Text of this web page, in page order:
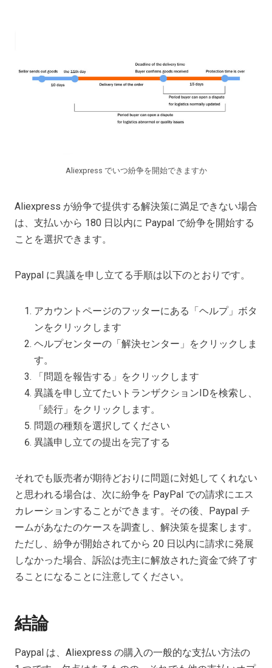
Aliexpress でいつ紛争を開始できますか
Aliexpress が紛争で提供する解決策に満足できない場合
は、支払いから 180 日以内に Paypal で紛争を開始する
ことを選択できます。
Paypal に異議を申し立てる手順は以下のとおりです。
アカウントページのフッターにある「ヘルプ」ボタ
ンをクリックします
ヘルプセンターの「解決センター」をクリックしま
す。
「問題を報告する」をクリックします
異議を申し立てたいトランザクションIDを検索し、
「続行」をクリックします。
問題の種類を選択してください
異議申し立ての提出を完了する
それでも販売者が期待どおりに問題に対処してくれない
と思われる場合は、次に紛争を PayPal での請求にエス
カレーションすることができます。その後、Paypal チ
ームがあなたのケースを調査し、解決策を提案します。
ただし、紛争が開始されてから 20 日以内に請求に発展
しなかった場合、訴訟は売主に解放された資金で終了す
ることになることに注意してください。
結論
Paypal は、Aliexpress の購入の一般的な支払い方法の